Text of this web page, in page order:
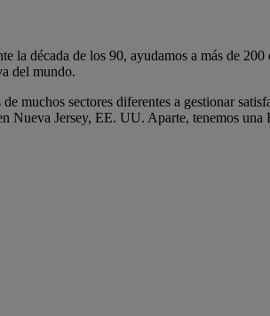
década de los 90, ayudamos a más de
del mundo.
muchos sectores diferentes a gestionar
Jersey, EE. UU. Aparte, tenemos